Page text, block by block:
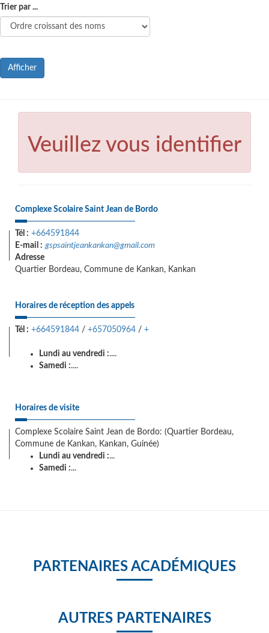
Trier par ...
Afficher
Veuillez vous identifier
Complexe Scolaire Saint Jean de Bordo
Tél : +664591844
E-mail : gspsaintjeankankan@gmail.com
Adresse
Quartier Bordeau, Commune de Kankan, Kankan
Horaires de réception des appels
Tél : +664591844 / +657050964 / +
Lundi au vendredi :....
Samedi :....
Horaires de visite
Complexe Scolaire Saint Jean de Bordo: (Quartier Bordeau,
Commune de Kankan, Kankan, Guinée)
Lundi au vendredi :...
Samedi :...
PARTENAIRES ACADÉMIQUES
AUTRES PARTENAIRES